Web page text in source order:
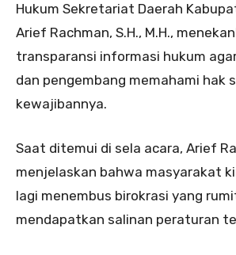
Hukum Sekretariat Daerah
Arief Rachman, S.H., M.H.,
transparansi informasi hukum
dan pengembang memahami hak
kewajibannya.
Saat ditemui di sela acara, Arief
menjelaskan bahwa masyarakat
lagi menembus birokrasi yang
mendapatkan salinan peraturan